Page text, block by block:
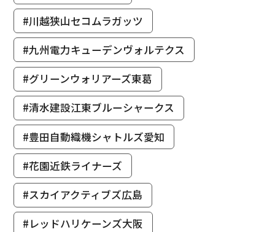
#川越狭山セコムラガッツ
#九州電力キューデンヴォルテクス
#グリーンウォリアーズ東葛
#清水建設江東ブルーシャークス
#豊田自動織機シャトルズ愛知
#花園近鉄ライナーズ
#スカイアクティブズ広島
#レッドハリケーンズ大阪